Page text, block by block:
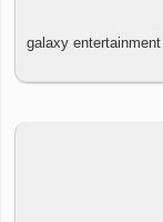
galaxy